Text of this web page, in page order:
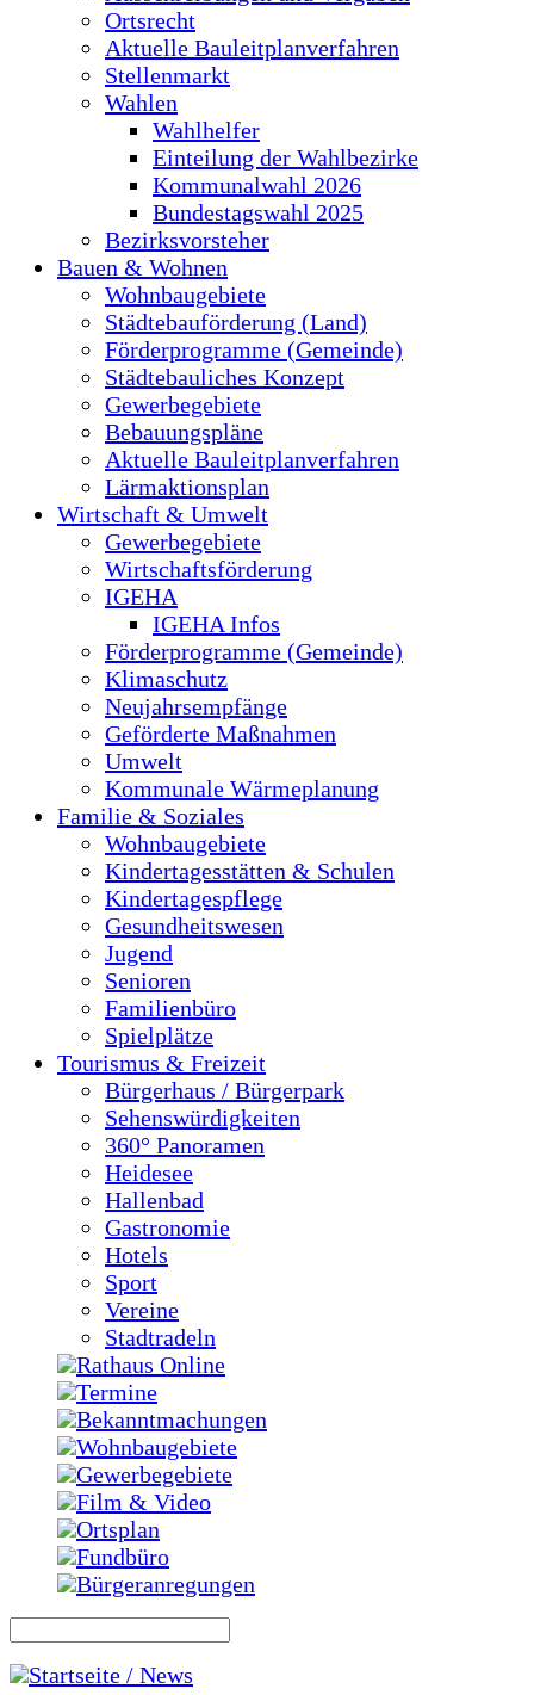
Ortsrecht
Aktuelle Bauleitplanverfahren
Stellenmarkt
Wahlen
Wahlhelfer
Einteilung der Wahlbezirke
Kommunalwahl 2026
Bundestagswahl 2025
Bezirksvorsteher
Bauen & Wohnen
Wohnbaugebiete
Städtebauförderung (Land)
Förderprogramme (Gemeinde)
Städtebauliches Konzept
Gewerbegebiete
Bebauungspläne
Aktuelle Bauleitplanverfahren
Lärmaktionsplan
Wirtschaft & Umwelt
Gewerbegebiete
Wirtschaftsförderung
IGEHA
IGEHA Infos
Förderprogramme (Gemeinde)
Klimaschutz
Neujahrsempfänge
Geförderte Maßnahmen
Umwelt
Kommunale Wärmeplanung
Familie & Soziales
Wohnbaugebiete
Kindertagesstätten & Schulen
Kindertagespflege
Gesundheitswesen
Jugend
Senioren
Familienbüro
Spielplätze
Tourismus & Freizeit
Bürgerhaus / Bürgerpark
Sehenswürdigkeiten
360° Panoramen
Heidesee
Hallenbad
Gastronomie
Hotels
Sport
Vereine
Stadtradeln
Rathaus Online
Termine
Bekanntmachungen
Wohnbaugebiete
Gewerbegebiete
Film & Video
Ortsplan
Fundbüro
Bürgeranregungen
Startseite / News